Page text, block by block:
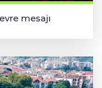
mesajı